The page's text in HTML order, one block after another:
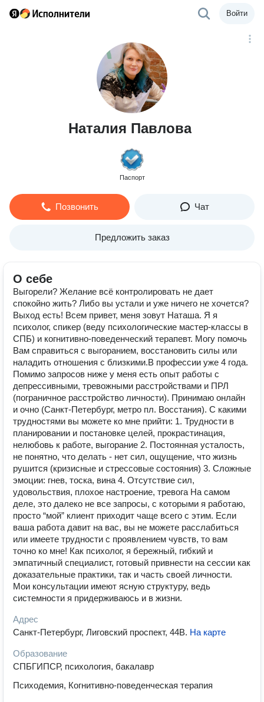
Войти
Наталия Павлова
Паспорт
Позвонить Чат
Предложить заказ
О себе
Выгорели? Желание всё контролировать не дает
спокойно жить? Либо вы устали и уже ничего не хочется?
Выход есть! Всем привет, меня зовут Наташа. Я я
психолог, спикер (веду психологические мастер-классы в
СПБ) и когнитивно-поведенческий терапевт. Могу помочь
Вам справиться с выгоранием, восстановить силы или
наладить отношения с близкими.В профессии уже 4 года.
Помимо запросов ниже у меня есть опыт работы с
депрессивными, тревожными расстройствами и ПРЛ
(пограничное расстройство личности). Принимаю онлайн
и очно (Санкт-Петербург, метро пл. Восстания). С какими
трудностями вы можете ко мне прийти: 1. Трудности в
планировании и постановке целей, прокрастинация,
нелюбовь к работе, выгорание 2. Постоянная усталость,
не понятно, что делать - нет сил, ощущение, что жизнь
рушится (кризисные и стрессовые состояния) 3. Сложные
эмоции: гнев, тоска, вина 4. Отсутствие сил,
удовольствия, плохое настроение, тревога На самом
деле, это далеко не все запросы, с которыми я работаю,
просто “мой” клиент приходит чаще всего с этим. Если
ваша работа давит на вас, вы не можете расслабиться
или имеете трудности с проявлением чувств, то вам
точно ко мне! Как психолог, я бережный, гибкий и
эмпатичный специалист, готовый привнести на сессии как
доказательные практики, так и часть своей личности.
Мои консультации имеют ясную структуру, ведь
системности я придерживаюсь и в жизни.
Адрес
Санкт-Петербург, Лиговский проспект, 44В. На карте
Образование
СПБГИПСР, психология, бакалавр
Психодемия, Когнитивно-поведенческая терапия